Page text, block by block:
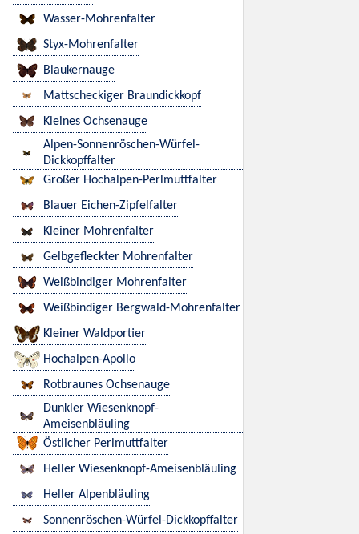
Wasser-Mohrenfalter
Styx-Mohrenfalter
Blaukernauge
Mattscheckiger Braundickkopf
Kleines Ochsenauge
Alpen-Sonnenröschen-Würfel-
Dickkopffalter
Großer Hochalpen-Perlmuttfalter
Blauer Eichen-Zipfelfalter
Kleiner Mohrenfalter
Gelbgefleckter Mohrenfalter
Weißbindiger Mohrenfalter
Weißbindiger Bergwald-Mohrenfalter
Kleiner Waldportier
Hochalpen-Apollo
Rotbraunes Ochsenauge
Dunkler Wiesenknopf-
Ameisenbläuling
Östlicher Perlmuttfalter
Heller Wiesenknopf-Ameisenbläuling
Heller Alpenbläuling
Sonnenröschen-Würfel-Dickkopffalter